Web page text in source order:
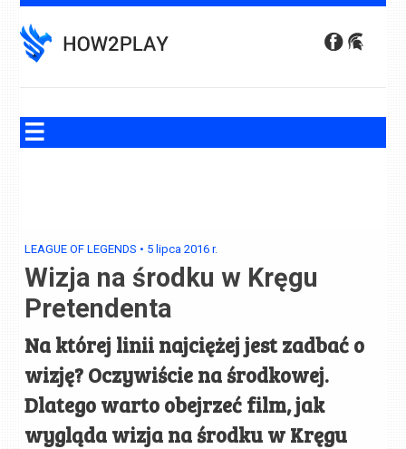
to
content
LEAGUE OF LEGENDS • 5 lipca 2016 r.
Wizja na środku w Kręgu
Pretendenta
Na której linii najciężej jest zadbać o
wizję? Oczywiście na środkowej.
Dlatego warto obejrzeć film, jak
wygląda wizja na środku w Kręgu